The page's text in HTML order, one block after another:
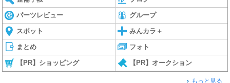
パーツレビュー グループ
スポット みんカラ＋
まとめ フォト
【PR】ショッピング 【PR】オークション
もっと見る